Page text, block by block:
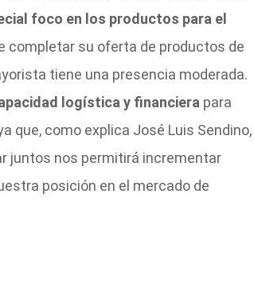
foco en los productos para el
completar su oferta de productos de
tiene una presencia moderada.
logística y financiera para
que, como explica José Luis Sendino,
juntos nos permitirá incrementar
posición en el mercado de